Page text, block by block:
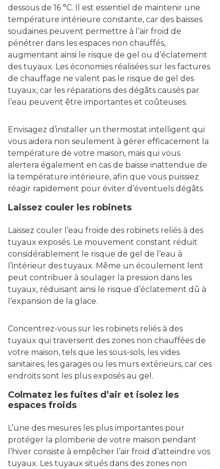
dessous de 16 °C. Il est essentiel de maintenir une
température intérieure constante, car des baisses
soudaines peuvent permettre à l’air froid de
pénétrer dans les espaces non chauffés,
augmentant ainsi le risque de gel ou d’éclatement
des tuyaux. Les économies réalisées sur les factures
de chauffage ne valent pas le risque de gel des
tuyaux, car les réparations des dégâts causés par
l’eau peuvent être importantes et coûteuses.
Envisagez d’installer un thermostat intelligent qui
vous aidera non seulement à gérer efficacement la
température de votre maison, mais qui vous
alertera également en cas de baisse inattendue de
la température intérieure, afin que vous puissiez
réagir rapidement pour éviter d’éventuels dégâts.
Laissez couler les robinets
Laissez couler l’eau froide des robinets reliés à des
tuyaux exposés. Le mouvement constant réduit
considérablement le risque de gel de l’eau à
l’intérieur des tuyaux. Même un écoulement lent
peut contribuer à soulager la pression dans les
tuyaux, réduisant ainsi le risque d’éclatement dû à
l’expansion de la glace.
Concentrez-vous sur les robinets reliés à des
tuyaux qui traversent des zones non chauffées de
votre maison, tels que les sous-sols, les vides
sanitaires, les garages ou les murs extérieurs, car ces
endroits sont les plus exposés au gel.
Colmatez les fuites d’air et isolez les
espaces froids
L’une des mesures les plus importantes pour
protéger la plomberie de votre maison pendant
l’hiver consiste à empêcher l’air froid d’atteindre vos
tuyaux. Les tuyaux situés dans des zones non